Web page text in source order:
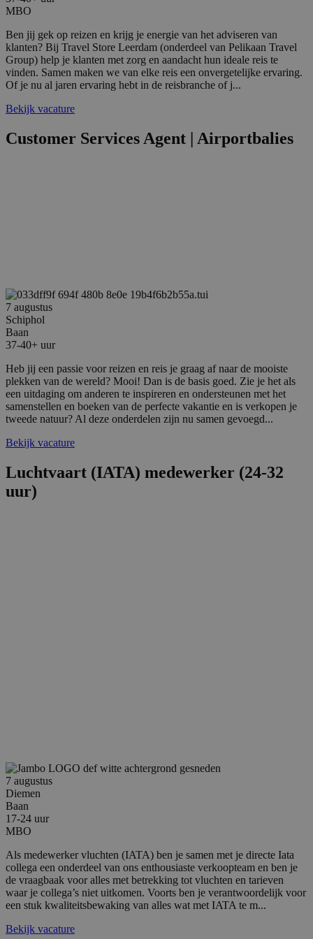
MBO
Ben jij gek op reizen en krijg je energie van het adviseren van
klanten? Bij Travel Store Leerdam (onderdeel van Pelikaan Travel
Group) help je klanten met zorg en aandacht hun ideale reis te
vinden. Samen maken we van elke reis een onvergetelijke ervaring.
Of je nu al jaren ervaring hebt in de reisbranche of j...
Bekijk vacature
Customer Services Agent | Airportbalies
7 augustus
Schiphol
Baan
37-40+ uur
Heb jij een passie voor reizen en reis je graag af naar de mooiste
plekken van de wereld? Mooi! Dan is de basis goed. Zie je het als
een uitdaging om anderen te inspireren en ondersteunen met het
samenstellen en boeken van de perfecte vakantie en is verkopen je
tweede natuur? Al deze onderdelen zijn nu samen gevoegd...
Bekijk vacature
Luchtvaart (IATA) medewerker (24-32
uur)
7 augustus
Diemen
Baan
17-24 uur
MBO
Als medewerker vluchten (IATA) ben je samen met je directe Iata
collega een onderdeel van ons enthousiaste verkoopteam en ben je
de vraagbaak voor alles met betrekking tot vluchten en tarieven
waar je collega’s niet uitkomen. Voorts ben je verantwoordelijk voor
een stuk kwaliteitsbewaking van alles wat met IATA te m...
Bekijk vacature